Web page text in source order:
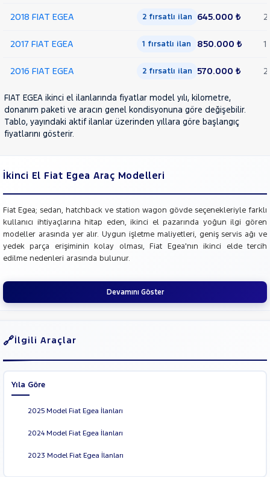
2018 FIAT EGEA 2 fırsatlı ilan 645.000 ₺ 2
2017 FIAT EGEA 1 fırsatlı ilan 850.000 ₺ 1
2016 FIAT EGEA 2 fırsatlı ilan 570.000 ₺ 2
FIAT EGEA ikinci el ilanlarında fiyatlar model yılı, kilometre,
donanım paketi ve aracın genel kondisyonuna göre değişebilir.
Tablo, yayındaki aktif ilanlar üzerinden yıllara göre başlangıç
fiyatlarını gösterir.
İkinci El Fiat Egea Araç Modelleri
Fiat Egea; sedan, hatchback ve station wagon gövde seçenekleriyle farklı
kullanıcı ihtiyaçlarına hitap eden, ikinci el pazarında yoğun ilgi gören
modeller arasında yer alır. Uygun işletme maliyetleri, geniş servis ağı ve
yedek parça erişiminin kolay olması, Fiat Egea'nın ikinci elde tercih
edilme nedenleri arasında bulunur.
Devamını Göster
İlgili Araçlar
Yıla Göre
2025 Model Fiat Egea İlanları
2024 Model Fiat Egea İlanları
2023 Model Fiat Egea İlanları